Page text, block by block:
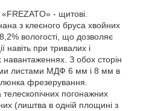
«FREZATO» - щитові.
з клеєного бруса хвойних
вологості, що дозволяє
навіть при тривалих і
навантаженнях. З обох сторін
листами МДФ 6 мм і 8 мм в
фрезерування.
погонажних
(лиштва в одній площині з